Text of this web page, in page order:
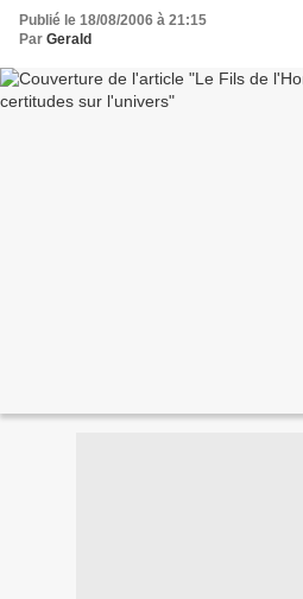
Publié le 18/08/2006 à 21:15
Par Gerald